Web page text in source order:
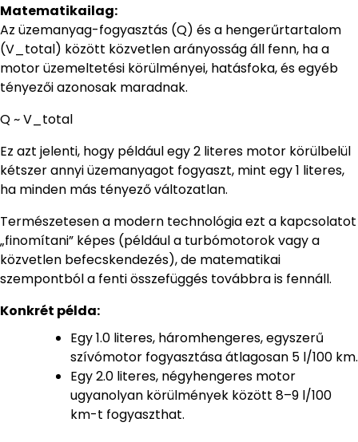
Matematikailag:
Az üzemanyag-fogyasztás (Q) és a hengerűrtartalom
(V_total) között közvetlen arányosság áll fenn, ha a
motor üzemeltetési körülményei, hatásfoka, és egyéb
tényezői azonosak maradnak.
Q ~ V_total
Ez azt jelenti, hogy például egy 2 literes motor körülbelül
kétszer annyi üzemanyagot fogyaszt, mint egy 1 literes,
ha minden más tényező változatlan.
Természetesen a modern technológia ezt a kapcsolatot
„finomítani” képes (például a turbómotorok vagy a
közvetlen befecskendezés), de matematikai
szempontból a fenti összefüggés továbbra is fennáll.
Konkrét példa:
Egy 1.0 literes, háromhengeres, egyszerű
szívómotor fogyasztása átlagosan 5 l/100 km.
Egy 2.0 literes, négyhengeres motor
ugyanolyan körülmények között 8–9 l/100
km-t fogyaszthat.